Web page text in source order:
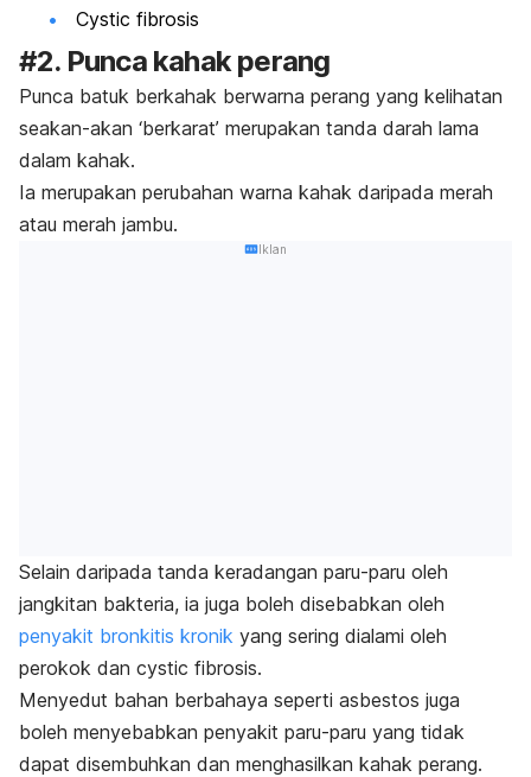
Cystic fibrosis
#2. Punca kahak perang
Punca batuk berkahak berwarna perang yang kelihatan
seakan-akan ‘berkarat’ merupakan tanda darah lama
dalam kahak.
Ia merupakan perubahan warna kahak daripada merah
atau merah jambu.
Iklan
Selain daripada tanda keradangan paru-paru oleh
jangkitan bakteria, ia juga boleh disebabkan oleh
penyakit bronkitis kronik yang sering dialami oleh
perokok dan cystic fibrosis.
Menyedut bahan berbahaya seperti asbestos juga
boleh menyebabkan penyakit paru-paru yang tidak
dapat disembuhkan dan menghasilkan kahak perang.